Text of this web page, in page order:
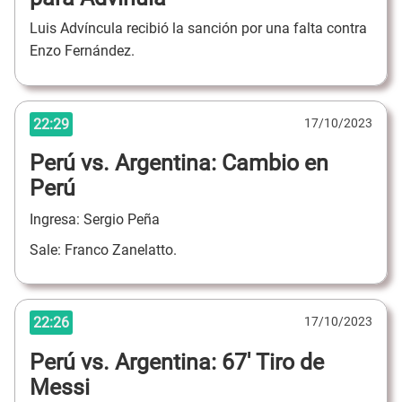
Luis Advíncula recibió la sanción por una falta contra
Enzo Fernández.
22:29 17/10/2023
Perú vs. Argentina: Cambio en
Perú
Ingresa: Sergio Peña
Sale: Franco Zanelatto.
22:26 17/10/2023
Perú vs. Argentina: 67' Tiro de
Messi